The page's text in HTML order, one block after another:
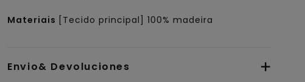
Materiais [Tecido principal] 100% madeira
Envio& Devoluciones